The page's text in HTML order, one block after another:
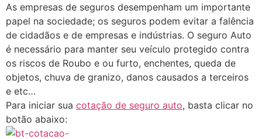
As empresas de seguros desempenham um importante
papel na sociedade; os seguros podem evitar a falência
de cidadãos e de empresas e indústrias. O seguro Auto
é necessário para manter seu veículo protegido contra
os riscos de Roubo e ou furto, enchentes, queda de
objetos, chuva de granizo, danos causados a terceiros
e etc…
Para iniciar sua cotação de seguro auto, basta clicar no
botão abaixo: